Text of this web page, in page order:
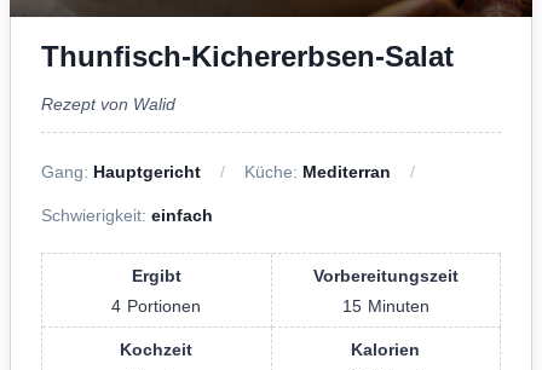
Thunfisch-Kichererbsen-Salat
Rezept von Walid
Gang: Hauptgericht Küche: Mediterran
Schwierigkeit: einfach
Ergibt
4 Portionen
Vorbereitungszeit
15 Minuten
Kochzeit
Kalorien